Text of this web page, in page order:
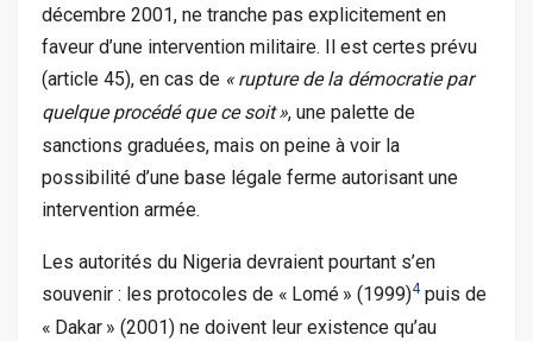
décembre 2001, ne tranche pas explicitement en
faveur d’une intervention militaire. Il est certes prévu
(article 45), en cas de « rupture de la démocratie par
quelque procédé que ce soit », une palette de
sanctions graduées, mais on peine à voir la
possibilité d’une base légale ferme autorisant une
intervention armée.
Les autorités du Nigeria devraient pourtant s’en
souvenir : les protocoles de « Lomé » (1999)4puis de
« Dakar » (2001) ne doivent leur existence qu’au